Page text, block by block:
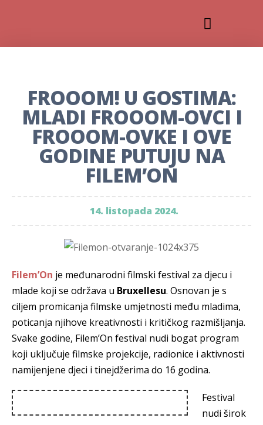
FROOOM! U GOSTIMA:
MLADI FROOOM-OVCI I
FROOOM-OVKE I OVE
GODINE PUTUJU NA
FILEM’ON
14. listopada 2024.
Filem’On je međunarodni filmski festival za djecu i
mlade koji se održava u Bruxellesu. Osnovan je s
ciljem promicanja filmske umjetnosti među mladima,
poticanja njihove kreativnosti i kritičkog razmišljanja.
Svake godine, Filem’On festival nudi bogat program
koji uključuje filmske projekcije, radionice i aktivnosti
namijenjene djeci i tinejdžerima do 16 godina.
Festival
nudi širok